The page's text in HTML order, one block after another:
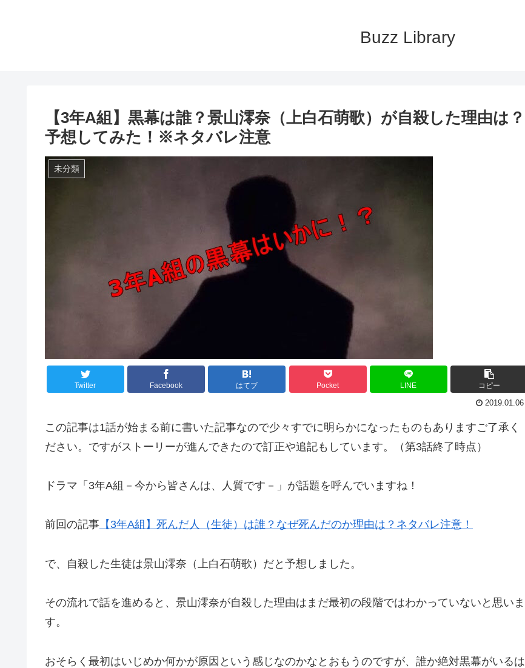
Buzz Library
【3年A組】黒幕は誰？景山澪奈（上白石萌歌）が自殺した理由は？
予想してみた！※ネタバレ注意
未分類
Twitter Facebook はてブ Pocket LINE コピー
2019.01.06
この記事は1話が始まる前に書いた記事なので少々すでに明らかになったものもありますご了承く
ださい。ですがストーリーが進んできたので訂正や追記もしています。（第3話終了時点）
ドラマ「3年A組－今から皆さんは、人質です－」が話題を呼んでいますね！
前回の記事 【3年A組】死んだ人（生徒）は誰？なぜ死んだのか理由は？ネタバレ注意！
で、自殺した生徒は景山澪奈（上白石萌歌）だと予想しました。
その流れで話を進めると、景山澪奈が自殺した理由はまだ最初の段階ではわかっていないと思いま
す。
おそらく最初はいじめか何かが原因という感じなのかなとおもうのですが、誰か絶対黒幕がいるは